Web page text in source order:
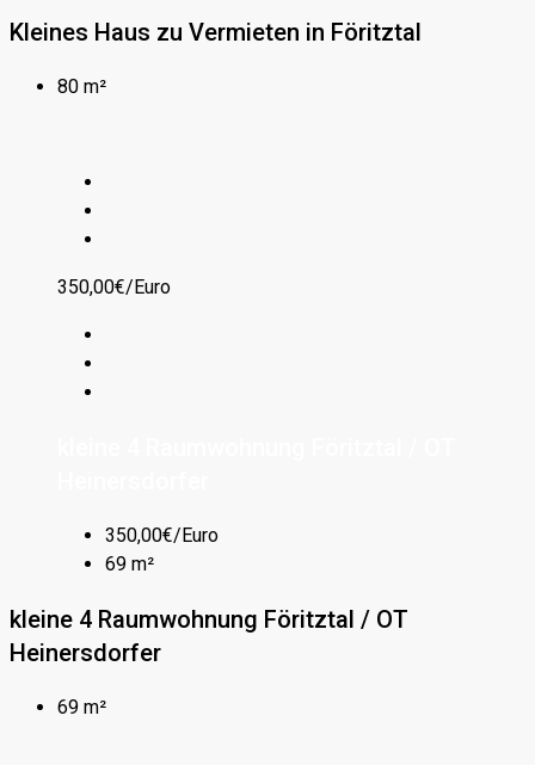
Kleines Haus zu Vermieten in Föritztal
80 m²
350,00€/Euro
350,00€/Euro
69 m²
kleine 4 Raumwohnung Föritztal / OT
Heinersdorfer
69 m²